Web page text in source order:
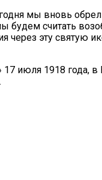
мы вновь
считать
эту святую
июля 1918 года,